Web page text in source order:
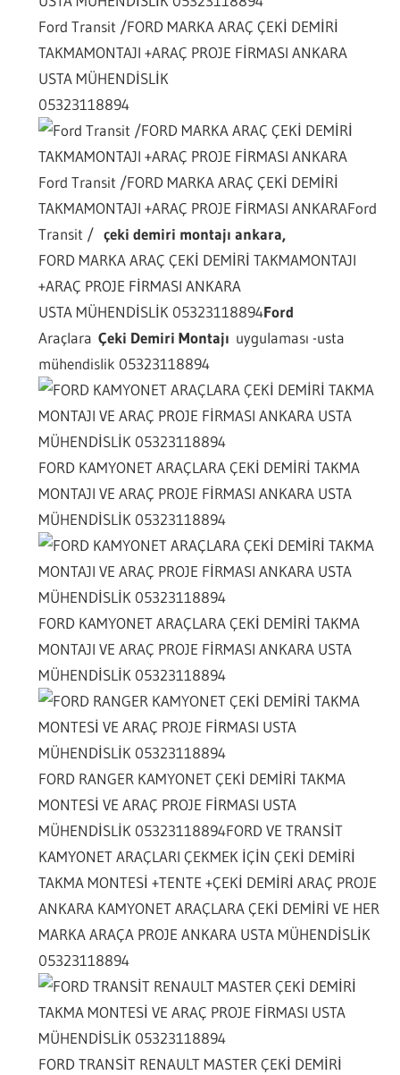
Ford Transit /FORD MARKA ARAÇ ÇEKİ DEMİRİ
TAKMAMONTAJI +ARAÇ PROJE FİRMASI ANKARA
USTA MÜHENDİSLİK
05323118894
Ford Transit /FORD MARKA ARAÇ ÇEKİ DEMİRİ
TAKMAMONTAJI +ARAÇ PROJE FİRMASI ANKARAFord
Transit /çeki demiri montajı ankara,
FORD MARKA ARAÇ ÇEKİ DEMİRİ TAKMAMONTAJI
+ARAÇ PROJE FİRMASI ANKARA
USTA MÜHENDİSLİK 05323118894Ford
Araçlara Çeki Demiri Montajı uygulaması -usta
mühendislik 05323118894
FORD KAMYONET ARAÇLARA ÇEKİ DEMİRİ TAKMA
MONTAJI VE ARAÇ PROJE FİRMASI ANKARA USTA
MÜHENDİSLİK 05323118894
FORD KAMYONET ARAÇLARA ÇEKİ DEMİRİ TAKMA
MONTAJI VE ARAÇ PROJE FİRMASI ANKARA USTA
MÜHENDİSLİK 05323118894
FORD RANGER KAMYONET ÇEKİ DEMİRİ TAKMA
MONTESİ VE ARAÇ PROJE FİRMASI USTA
MÜHENDİSLİK 05323118894FORD VE TRANSİT
KAMYONET ARAÇLARI ÇEKMEK İÇİN ÇEKİ DEMİRİ
TAKMA MONTESİ +TENTE +ÇEKİ DEMİRİ ARAÇ PROJE
ANKARA KAMYONET ARAÇLARA ÇEKİ DEMİRİ VE HER
MARKA ARAÇA PROJE ANKARA USTA MÜHENDİSLİK
05323118894
FORD TRANSİT RENAULT MASTER ÇEKİ DEMİRİ